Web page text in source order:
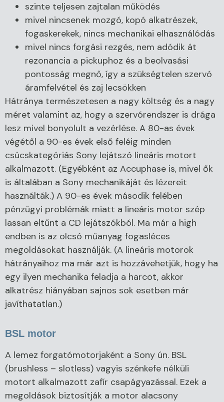
szinte teljesen zajtalan működés
mivel nincsenek mozgó, kopó alkatrészek,
fogaskerekek, nincs mechanikai elhasználódás
mivel nincs forgási rezgés, nem adódik át
rezonancia a pickuphoz és a beolvasási
pontosság megnő, így a szükségtelen szervó
áramfelvétel és zaj lecsökken
Hátránya természetesen a nagy költség és a nagy
méret valamint az, hogy a szervórendszer is drága
lesz mivel bonyolult a vezérlése. A 80-as évek
végétől a 90-es évek első feléig minden
csúcskategóriás Sony lejátszó lineáris motort
alkalmazott. (Egyébként az Accuphase is, mivel ők
is általában a Sony mechanikáját és lézereit
használták.) A 90-es évek második felében
pénzügyi problémák miatt a lineáris motor szép
lassan eltűnt a CD lejátszókból. Ma már a high
endben is az olcsó műanyag fogasléces
megoldásokat használják. (A lineáris motorok
hátrányaihoz ma már azt is hozzávehetjük, hogy ha
egy ilyen mechanika feladja a harcot, akkor
alkatrész hiányában sajnos sok esetben már
javíthatatlan.)
BSL motor
A lemez forgatómotorjaként a Sony ún. BSL
(brushless – slotless) vagyis szénkefe nélküli
motort alkalmazott zafír csapágyazással. Ezek a
megoldások biztosítják a motor alacsony